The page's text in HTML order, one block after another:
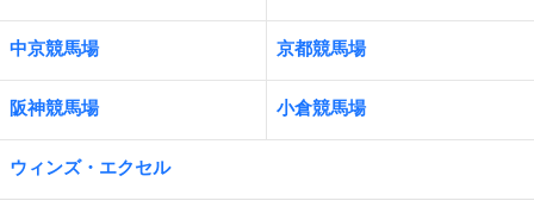
中京競馬場 京都競馬場
阪神競馬場 小倉競馬場
ウィンズ・エクセル